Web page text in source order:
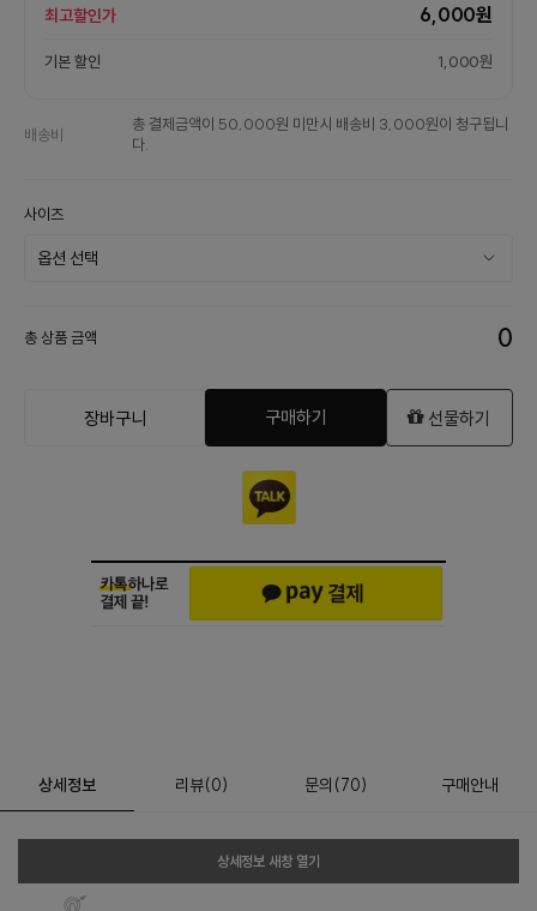
최고할인가 6,000원
기본 할인 1,000원
배송비
총 결제금액이 50,000원 미만시 배송비 3,000원이 청구됩니
다.
사이즈
총 상품 금액 0
장바구니 구매하기 선물하기
상세정보 리뷰(0) 문의 (70) 구매안내
상세정보 새창 열기